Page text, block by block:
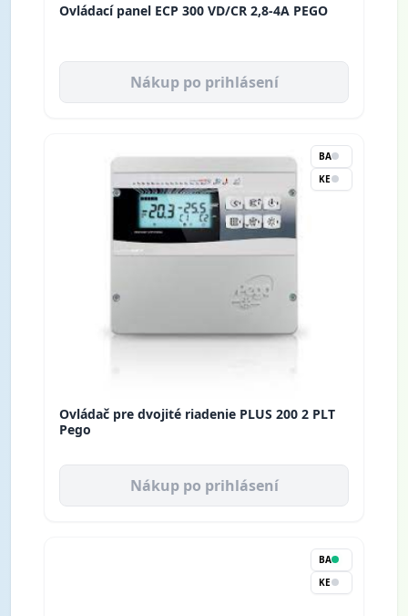
Ovládací panel ECP 300 VD/CR 2,8-4A PEGO
Nákup po prihlásení
BA
KE
Ovládač pre dvojité riadenie PLUS 200 2 PLT
Pego
Nákup po prihlásení
BA
KE